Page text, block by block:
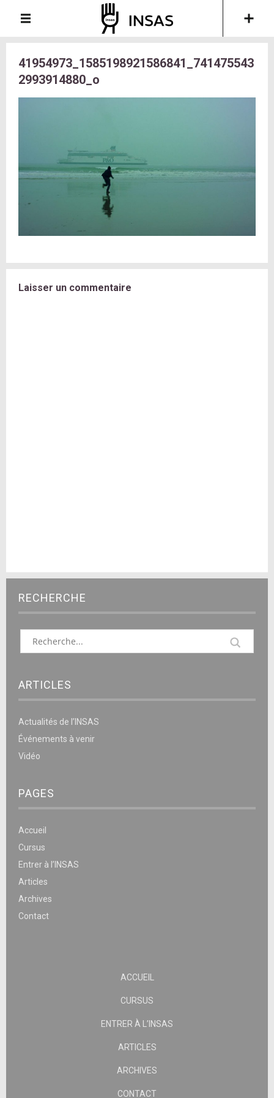
41954973_1585198921586841_741475543
2993914880_o
Laisser un commentaire
RECHERCHE
ARTICLES
Actualités de l’INSAS
Événements à venir
Vidéo
PAGES
Accueil
Cursus
Entrer à l’INSAS
Articles
Archives
Contact
ACCUEIL
CURSUS
ENTRER À L’INSAS
ARTICLES
ARCHIVES
CONTACT